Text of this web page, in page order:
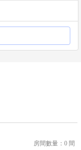
房間數量：0 間